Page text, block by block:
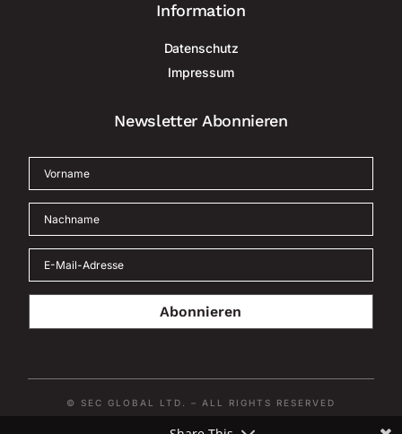
Information
Datenschutz
Impressum
Newsletter Abonnieren
Abonnieren
© SEC GLOBAL LTD. – ALL RIGHTS RESERVED